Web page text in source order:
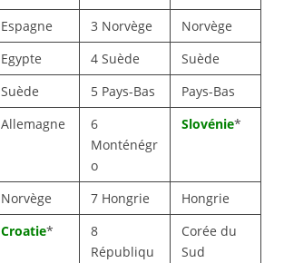
Espagne 3 Norvège
Norvège
Egypte 4 Suède
Suède
Suède 5 Pays-Bas
Pays-Bas
Allemagne
6
Monténégr
o
Slovénie*
Norvège 7 Hongrie
Hongrie
Croatie*
8
Républiqu
Corée du
Sud